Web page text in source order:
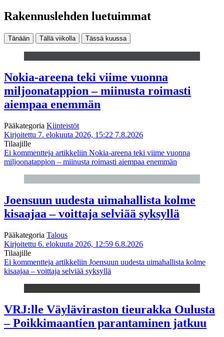
Rakennuslehden luetuimmat
Tänään Tällä viikolla Tässä kuussa
Nokia-areena teki viime vuonna
miljoonatappion – miinusta roimasti
aiempaa enemmän
Pääkategoria Kiinteistöt
Kirjoitettu 7. elokuuta 2026, 15:22 7.8.2026
Tilaajille
Ei kommentteja artikkeliin Nokia-areena teki viime vuonna
miljoonatappion – miinusta roimasti aiempaa enemmän
Joensuun uudesta uimahallista kolme
kisaajaa – voittaja selviää syksyllä
Pääkategoria Talous
Kirjoitettu 6. elokuuta 2026, 12:59 6.8.2026
Tilaajille
Ei kommentteja artikkeliin Joensuun uudesta uimahallista kolme
kisaajaa – voittaja selviää syksyllä
VRJ:lle Väyläviraston tieurakka Oulusta
– Poikkimaantien parantaminen jatkuu